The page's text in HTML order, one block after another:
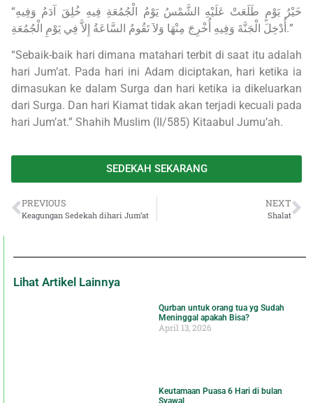
“خَيْرُ يَوْمٍ طَلَعَتْ عَلَيْهِ الشَّمْسُ يَوْمُ الْجُمُعَةِ فِيهِ خُلِقَ آدَمُ وَفِيهِ
أُدْخِلَ الْجَنَّةَ وَفِيهِ أُخْرِجَ مِنْهَا وَلاَ تَقُومُ السَّاعَةُ إِلاَّ فِي يَوْمِ الْجُمُعَةِ.”
“Sebaik-baik hari dimana matahari terbit di saat itu adalah
hari Jum’at. Pada hari ini Adam diciptakan, hari ketika ia
dimasukan ke dalam Surga dan hari ketika ia dikeluarkan
dari Surga. Dan hari Kiamat tidak akan terjadi kecuali pada
hari Jum’at.” Shahih Muslim (II/585) Kitaabul Jumu’ah.
SEDEKAH SEKARANG
PREVIOUS
Keagungan Sedekah dihari Jum’at
NEXT
Shalat
Lihat Artikel Lainnya
Qurban untuk orang tua yg Sudah
Meninggal apakah Bisa?
April 13, 2026
Keutamaan Puasa 6 Hari di bulan
Syawal